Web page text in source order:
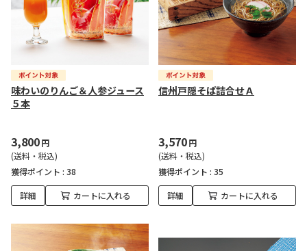
味わいのりんご＆人参ジュース
５本
3,800円
(送料・税込)
獲得ポイント : 38
詳細 カートに入れる
信州戸隠そば詰合せＡ
3,570円
(送料・税込)
獲得ポイント : 35
詳細 カートに入れる